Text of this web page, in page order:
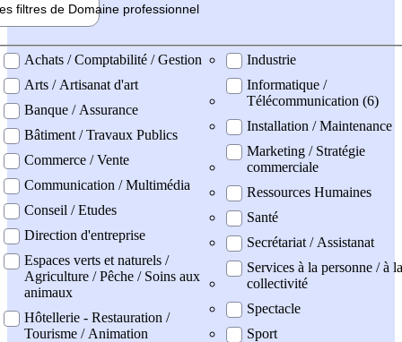
filtres de Domaine professionnel
professionel
Achats / Comptabilité / Gestion
Arts / Artisanat d'art
Banque / Assurance
Bâtiment / Travaux Publics
Commerce / Vente
Communication / Multimédia
Conseil / Etudes
Direction d'entreprise
Espaces verts et naturels /
Agriculture / Pêche / Soins aux
animaux
Hôtellerie - Restauration /
Tourisme / Animation
Industrie
Informatique /
Télécommunication (6)
Installation / Maintenance
Marketing / Stratégie
commerciale
Ressources Humaines
Santé
Secrétariat / Assistanat
Services à la personne / à la
collectivité
Spectacle
Sport